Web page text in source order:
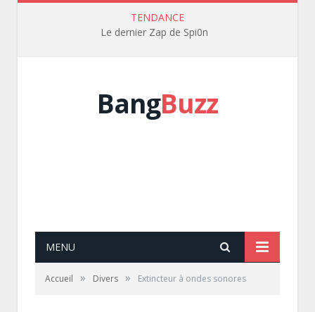
TENDANCE
Le dernier Zap de Spi0n
BangBuzz
MENU
Accueil » Divers » Extincteur à ondes sonores